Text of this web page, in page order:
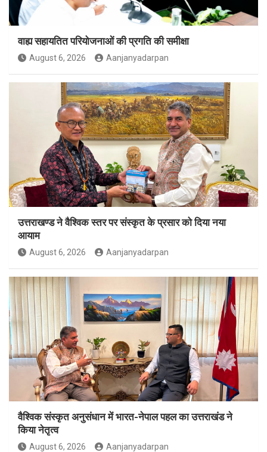
वाह्य सहायतित परियोजनाओं की प्रगति की समीक्षा
August 6, 2026 Aanjanyadarpan
उत्तराखण्ड ने वैश्विक स्तर पर संस्कृत के प्रसार को दिया नया
आयाम
August 6, 2026 Aanjanyadarpan
वैश्विक संस्कृत अनुसंधान में भारत-नेपाल पहल का उत्तराखंड ने
किया नेतृत्व
August 6, 2026 Aanjanyadarpan